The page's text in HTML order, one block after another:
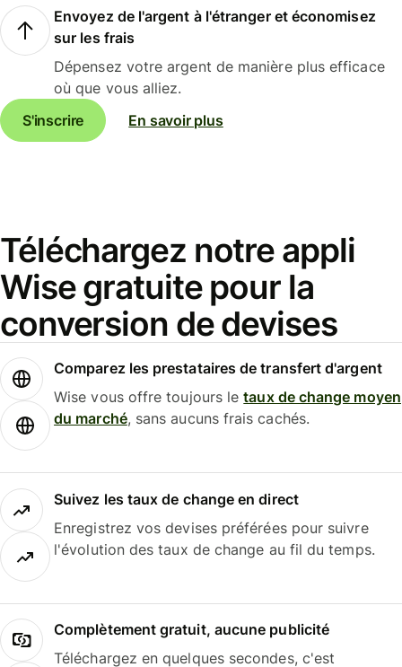
Envoyez de l'argent à l'étranger et économisez
sur les frais
Dépensez votre argent de manière plus efficace
où que vous alliez.
S'inscrire
En savoir plus
Téléchargez notre appli
Wise gratuite pour la
conversion de devises
Comparez les prestataires de transfert d'argent
Wise vous offre toujours letaux de change moyen
du marché, sans aucuns frais cachés.
Suivez les taux de change en direct
Enregistrez vos devises préférées pour suivre
l'évolution des taux de change au fil du temps.
Complètement gratuit, aucune publicité
Téléchargez en quelques secondes, c'est